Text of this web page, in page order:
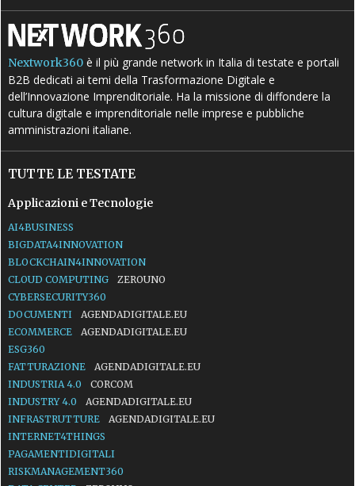
Nextwork360 è il più grande network in Italia di testate e portali
B2B dedicati ai temi della Trasformazione Digitale e
dell’Innovazione Imprenditoriale. Ha la missione di diffondere la
cultura digitale e imprenditoriale nelle imprese e pubbliche
amministrazioni italiane.
TUTTE LE TESTATE
Applicazioni e Tecnologie
AI4BUSINESS
BIGDATA4INNOVATION
BLOCKCHAIN4INNOVATION
CLOUD COMPUTING
ZEROUNO
CYBERSECURITY360
DOCUMENTI
AGENDADIGITALE.EU
ECOMMERCE
AGENDADIGITALE.EU
ESG360
FATTURAZIONE
AGENDADIGITALE.EU
INDUSTRIA 4.0
CORCOM
INDUSTRY 4.0
AGENDADIGITALE.EU
INFRASTRUTTURE
AGENDADIGITALE.EU
INTERNET4THINGS
PAGAMENTIDIGITALI
RISKMANAGEMENT360